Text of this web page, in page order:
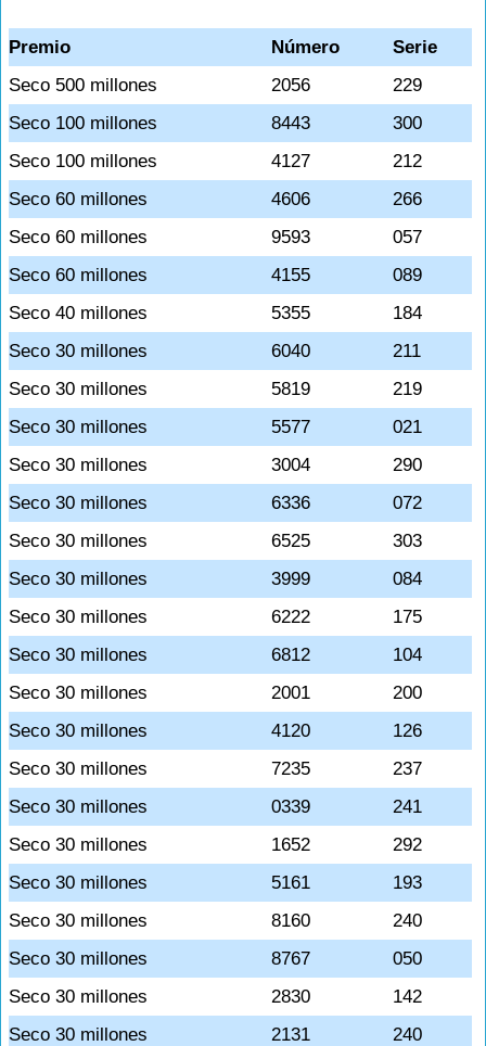
Premio Número
Serie
Seco 500 millones
2056
229
Seco 100 millones
8443
300
Seco 100 millones
4127
212
Seco 60 millones
4606
266
Seco 60 millones
9593
057
Seco 60 millones
4155
089
Seco 40 millones
5355
184
Seco 30 millones
6040
211
Seco 30 millones
5819
219
Seco 30 millones
5577
021
Seco 30 millones
3004
290
Seco 30 millones
6336
072
Seco 30 millones
6525
303
Seco 30 millones
3999
084
Seco 30 millones
6222
175
Seco 30 millones
6812
104
Seco 30 millones
2001
200
Seco 30 millones
4120
126
Seco 30 millones
7235
237
Seco 30 millones
0339
241
Seco 30 millones
1652
292
Seco 30 millones
5161
193
Seco 30 millones
8160
240
Seco 30 millones
8767
050
Seco 30 millones
2830
142
Seco 30 millones
2131
240